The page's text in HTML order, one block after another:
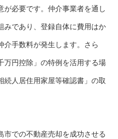
が必要です。仲介事業者を通し
みであり、登録自体に費用はか
介手数料が発生します。さら
万円控除」の特例を活用する場
続人居住用家屋等確認書」の取
市での不動産売却を成功させる